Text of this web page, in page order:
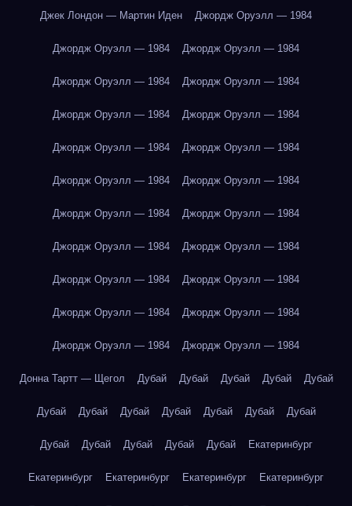
Джек Лондон — Мартин Иден Джордж Оруэлл — 1984
Джордж Оруэлл — 1984 Джордж Оруэлл — 1984
Джордж Оруэлл — 1984 Джордж Оруэлл — 1984
Джордж Оруэлл — 1984 Джордж Оруэлл — 1984
Джордж Оруэлл — 1984 Джордж Оруэлл — 1984
Джордж Оруэлл — 1984 Джордж Оруэлл — 1984
Джордж Оруэлл — 1984 Джордж Оруэлл — 1984
Джордж Оруэлл — 1984 Джордж Оруэлл — 1984
Джордж Оруэлл — 1984 Джордж Оруэлл — 1984
Джордж Оруэлл — 1984 Джордж Оруэлл — 1984
Джордж Оруэлл — 1984 Джордж Оруэлл — 1984
Донна Тартт — Щегол Дубай Дубай Дубай Дубай Дубай
Дубай Дубай Дубай Дубай Дубай Дубай Дубай
Дубай Дубай Дубай Дубай Дубай Екатеринбург
Екатеринбург Екатеринбург Екатеринбург Екатеринбург